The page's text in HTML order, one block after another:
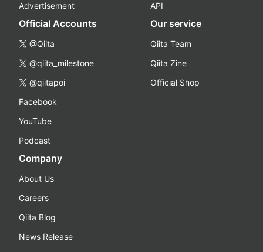
Advertisement
API
Official Accounts
@Qiita
@qiita_milestone
@qiitapoi
Facebook
YouTube
Podcast
Our service
Qiita Team
Qiita Zine
Official Shop
Company
About Us
Careers
Qiita Blog
News Release